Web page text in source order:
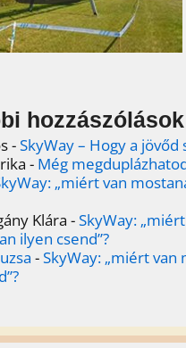
hozzászólások
-SkyWay – Hogy a
- Még
„miért van
Klára -SkyWay:
ilyen csend”?
-SkyWay: „miért van